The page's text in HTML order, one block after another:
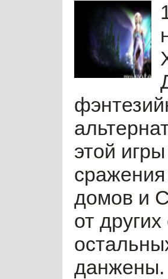
этой
домов и
от
данжены.